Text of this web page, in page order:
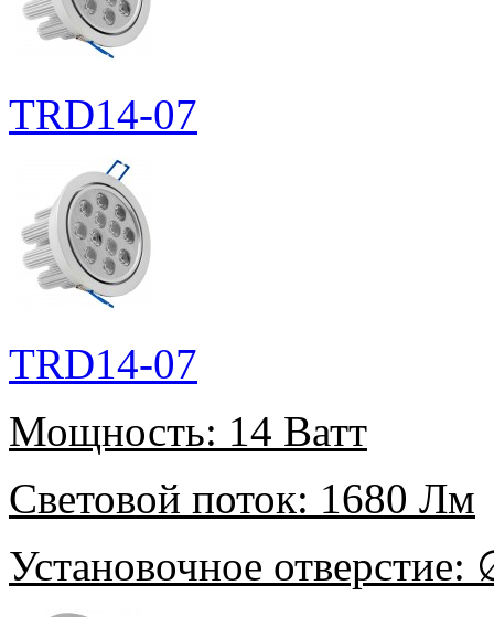
TRD14-07
TRD14-07
Мощность: 14 Ватт
Световой поток: 1680 Лм
Установочное отверстие: